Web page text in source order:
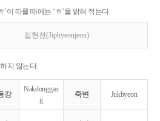
’이 따를 때에는 ‘ㅎ’을 밝혀 적는다.
집현전(Jiphyeonjeon)
지 않는다.
강
Nakdonggan
g
죽변 Jukbyeon